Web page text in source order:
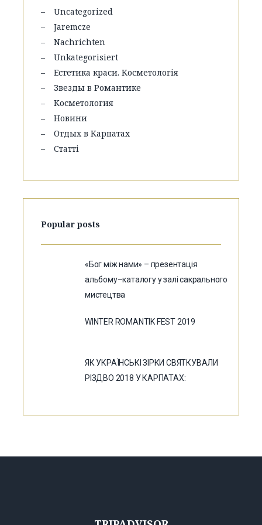
Uncategorized
Jaremcze
Nachrichten
Unkategorisiert
Естетика краси. Косметологія
Звезды в Романтике
Косметология
Новини
Отдых в Карпатах
Статті
Popular posts
«Бог між нами» – презентація
альбому–каталогу у залі сакрального
мистецтва
WINTER ROMANTIK FEST 2019
ЯК УКРАЇНСЬКІ ЗІРКИ СВЯТКУВАЛИ
РІЗДВО 2018 У КАРПАТАХ: